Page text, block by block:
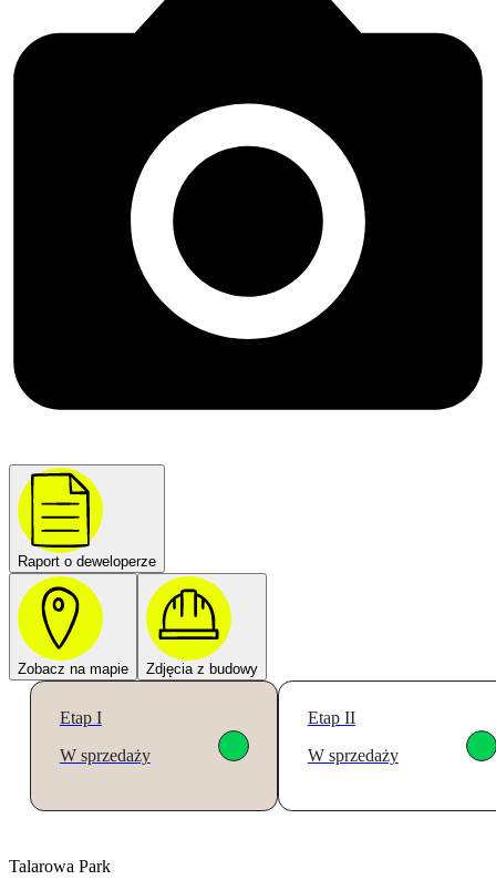
Raport o deweloperze
Zobacz na mapie Zdjęcia z budowy
Etap I
W sprzedaży
Etap II
W sprzedaży
Talarowa Park